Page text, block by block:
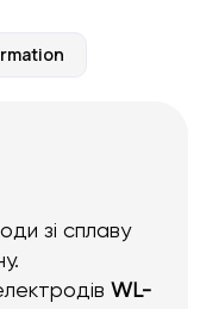
зі сплаву
WL-